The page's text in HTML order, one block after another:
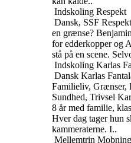
Indskoling Respekt
Dansk, SSF Respekt
en grænse?
for edderkopper og
stå på en scene.
Indskoling Karlas
Dansk Karlas
Familieliv, Grænser,
Sundhed, Trivsel
8 år med familie,
Hver dag tager hun
kammeraterne. I..
Mellemtrin